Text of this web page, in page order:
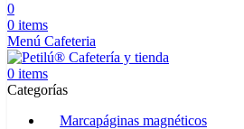
0
0 items
Menú Cafeteria
0 items
Categorías
Marcapáginas magnéticos